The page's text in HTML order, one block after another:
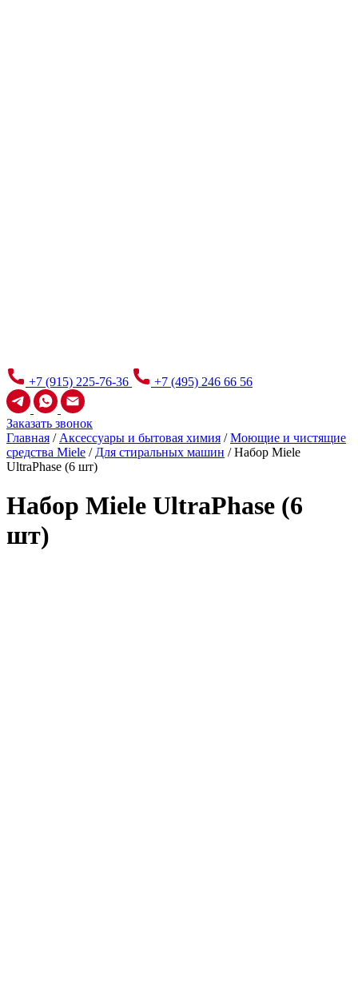
+7 (915) 225-76-36 +7 (495) 246 66 56
Заказать звонок
Главная / Аксессуары и бытовая химия /Моющие и чистящие
средства Miele / Для стиральных машин /Набор Miele
UltraPhase (6 шт)
Набор Miele UltraPhase (6
шт)